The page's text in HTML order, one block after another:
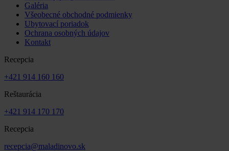
Galéria
Všeobecné obchodné podmienky
Ubytovací poriadok
Ochrana osobných údajov
Kontakt
Recepcia
+421 914 160 160
Reštaurácia
+421 914 170 170
Recepcia
recepcia@maladinovo.sk